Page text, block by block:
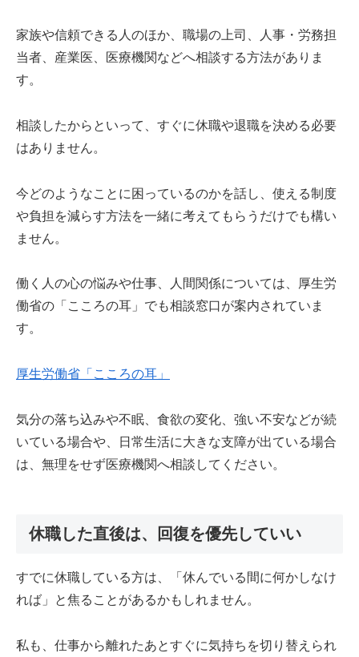
家族や信頼できる人のほか、職場の上司、人事・労務担
当者、産業医、医療機関などへ相談する方法がありま
す。
相談したからといって、すぐに休職や退職を決める必要
はありません。
今どのようなことに困っているのかを話し、使える制度
や負担を減らす方法を一緒に考えてもらうだけでも構い
ません。
働く人の心の悩みや仕事、人間関係については、厚生労
働省の「こころの耳」でも相談窓口が案内されていま
す。
厚生労働省「こころの耳」
気分の落ち込みや不眠、食欲の変化、強い不安などが続
いている場合や、日常生活に大きな支障が出ている場合
は、無理をせず医療機関へ相談してください。
休職した直後は、回復を優先していい
すでに休職している方は、「休んでいる間に何かしなけ
れば」と焦ることがあるかもしれません。
私も、仕事から離れたあとすぐに気持ちを切り替えられ